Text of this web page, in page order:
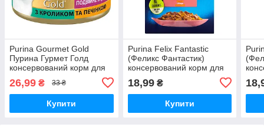
Purina Gourmet Gold
Пурина Гурмет Голд
консервований корм для
печінкою, 85 гр.
26,99 ₴ 33 ₴
Купити
Purina Felix Fantastic
(Феликс Фантастик)
консервований корм для
котів з лососем у желе, 85
гр
18,99₴
Купити